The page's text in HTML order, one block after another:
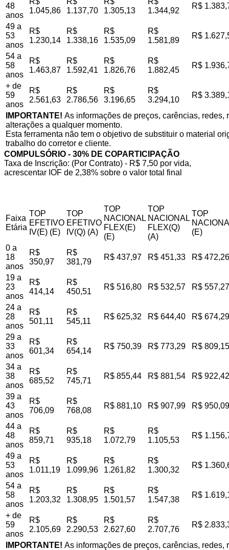
48
anos
1.045,86
1.137,70
1.305,13
1.344,92
R$
49 a
53
anos
R$
1.230,14
R$
1.338,16
R$
1.535,09
R$
1.581,89
R$
54 a
58
anos
R$
1.463,87
R$
1.592,41
R$
1.826,76
R$
1.882,45
R$
+ de
59
anos
R$
2.561,63
R$
2.786,56
R$
3.196,65
R$
3.294,10
R$
IMPORTANTE! As informações de preços, carências,
alterações a qualquer momento.
Esta ferramenta não tem o objetivo de substituir o material
trabalho do corretor e cliente.
COMPULSÓRIO - 30% DE COPARTICIPAÇÃO
Taxa de Inscrição: (Por Contrato) - R$ 7,50 por vida,
acrescentar IOF de 2,38% sobre o valor total final
Faixa
Etária
TOP
EFETIVO
IV(E) (E)
TOP
EFETIVO
IV(Q) (A)
TOP
NACIONAL
FLEX(E)
(E)
TOP
NACIONAL
FLEX(Q)
(A)
TOP
(E)
0 a
18
anos
R$
350,97
R$
381,79
R$ 437,97 R$ 451,33 R$ 472,26
19 a
23
anos
R$
414,14
R$
450,51
R$ 516,80 R$ 532,57 R$ 557,27
24 a
28
anos
R$
501,11
R$
545,11
R$ 625,32 R$ 644,40 R$ 674,29
29 a
33
anos
R$
601,34
R$
654,14
R$ 750,39 R$ 773,29 R$ 809,15
34 a
38
anos
R$
685,52
R$
745,71
R$ 855,44 R$ 881,54 R$ 922,42
39 a
43
anos
R$
706,09
R$
768,08
R$ 881,10 R$ 907,99 R$ 950,09
44 a
48
anos
R$
859,71
R$
935,18
R$
1.072,79
R$
1.105,53
R$
49 a
53
anos
R$
1.011,19
R$
1.099,96
R$
1.261,82
R$
1.300,32
R$
54 a
58
anos
R$
1.203,32
R$
1.308,95
R$
1.501,57
R$
1.547,38
R$
+ de
59
anos
R$
2.105,69
R$
2.290,53
R$
2.627,60
R$
2.707,76
R$
IMPORTANTE! As informações de preços, carências,